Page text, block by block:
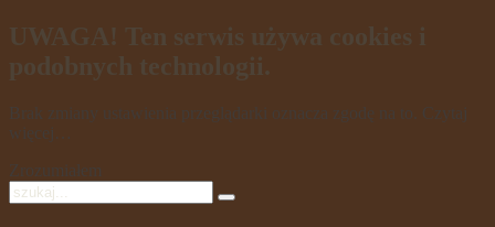
UWAGA! Ten serwis używa cookies i
podobnych technologii.
Brak zmiany ustawienia przeglądarki oznacza zgodę na to. Czytaj
więcej…
Zrozumiałem